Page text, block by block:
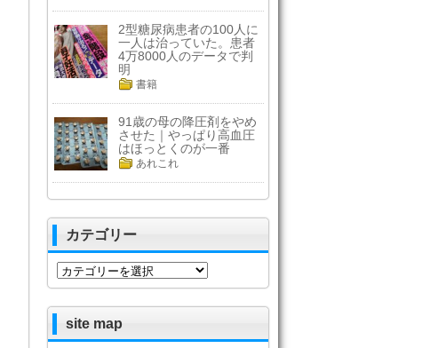
2型糖尿病患者の100人に
一人は治っていた。患者
4万8000人のデータで判
明
書籍
91歳の母の降圧剤をやめ
させた｜やっぱり高血圧
はほっとくのが一番
あれこれ
カテゴリー
カ
リ
ー
site map